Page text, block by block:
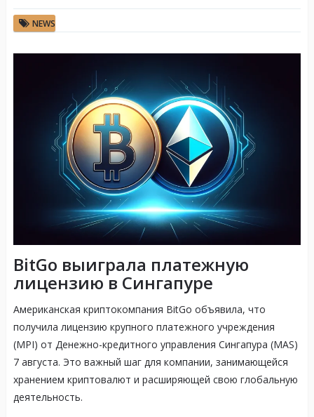
NEWS
BitGo выиграла платежную
лицензию в Сингапуре
Американская криптокомпания BitGo объявила, что
получила лицензию крупного платежного учреждения
(MPI) от Денежно-кредитного управления Сингапура (MAS)
7 августа. Это важный шаг для компании, занимающейся
хранением криптовалют и расширяющей свою глобальную
деятельность.